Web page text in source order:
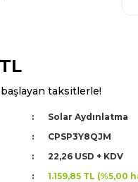
taksitlerle!
Solar Aydınlatma
CPSP3Y8QJM
22,26 USD + KDV
1.159,85 TL (%5,00